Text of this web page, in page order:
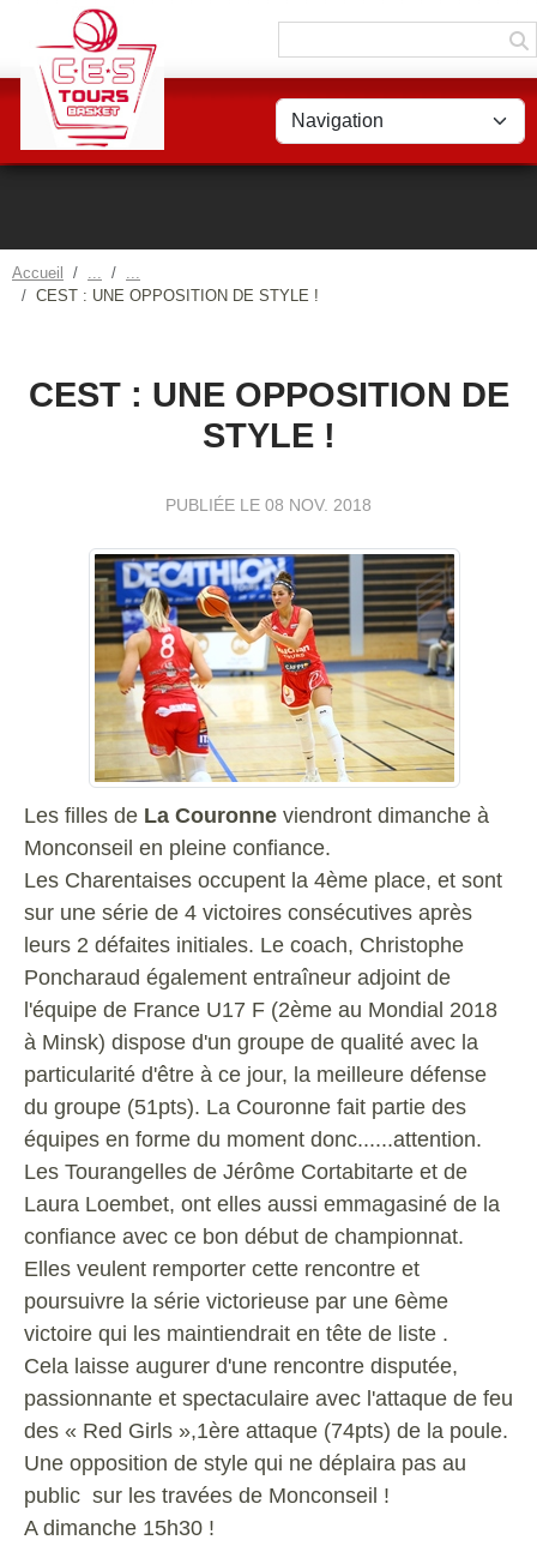
Accueil
CEST : UNE OPPOSITION DE STYLE !
CEST : UNE OPPOSITION DE
STYLE !
PUBLIÉE LE 08 NOV. 2018
Les filles de La Couronne viendront dimanche à
Monconseil en pleine confiance.
Les Charentaises occupent la 4ème place, et sont
sur une série de 4 victoires consécutives après
leurs 2 défaites initiales. Le coach, Christophe
Poncharaud également entraîneur adjoint de
l'équipe de France U17 F (2ème au Mondial 2018
à Minsk) dispose d'un groupe de qualité avec la
particularité d'être à ce jour, la meilleure défense
du groupe (51pts). La Couronne fait partie des
équipes en forme du moment donc......attention.
Les Tourangelles de Jérôme Cortabitarte et de
Laura Loembet, ont elles aussi emmagasiné de la
confiance avec ce bon début de championnat.
Elles veulent remporter cette rencontre et
poursuivre la série victorieuse par une 6ème
victoire qui les maintiendrait en tête de liste .
Cela laisse augurer d'une rencontre disputée,
passionnante et spectaculaire avec l'attaque de feu
des « Red Girls »,1ère attaque (74pts) de la poule.
Une opposition de style qui ne déplaira pas au
public sur les travées de Monconseil !
A dimanche 15h30 !
Panneau de gestion des cookies